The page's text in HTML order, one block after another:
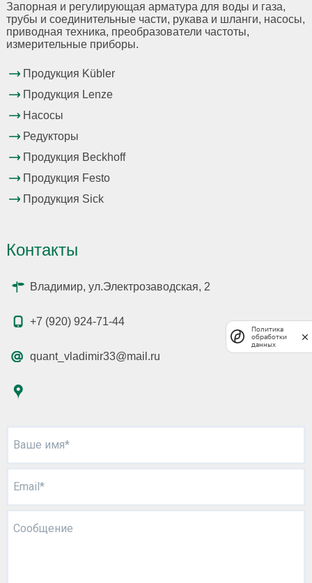
Запорная и регулирующая арматура для воды и газа,
трубы и соединительные части, рукава и шланги, насосы,
приводная техника, преобразователи частоты,
измерительные приборы.
Продукция Kübler
Продукция Lenze
Насосы
Редукторы
Продукция Beckhoff
Продукция Festo
Продукция Sick
Контакты
Владимир, ул.Электрозаводская, 2
+7 (920) 924-71-44
quant_vladimir33@mail.ru
Ваше имя*
Email*
Сообщение
Политика
обработки
данных